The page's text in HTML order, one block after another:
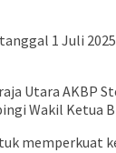
1 Juli
AKBP
Wakil Ketua
memperkuat